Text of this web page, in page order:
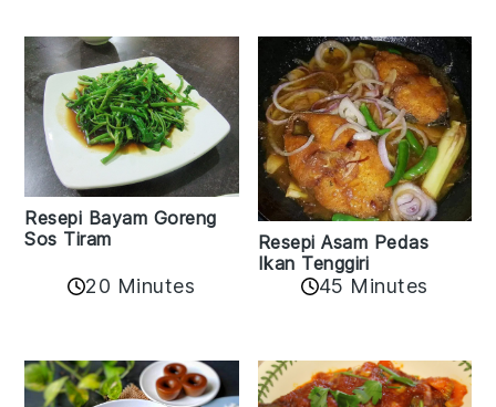
Resepi Bayam Goreng
Sos Tiram
20 Minutes
Resepi Asam Pedas
Ikan Tenggiri
45 Minutes